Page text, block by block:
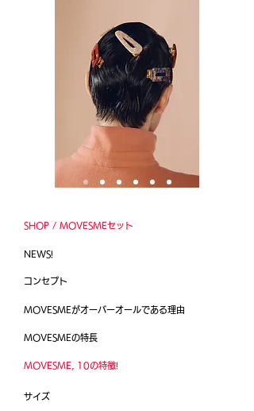
SHOP / MOVESMEセット
NEWS!
コンセプト
MOVESMEがオーバーオールである理由
MOVESMEの特長
MOVESME, 10の特徴!
サイズ